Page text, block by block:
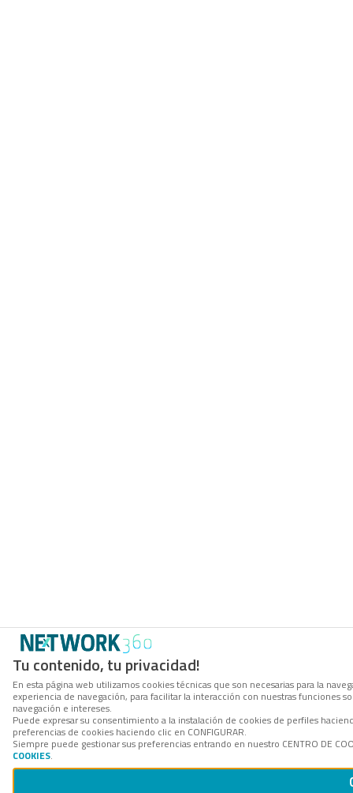
Tu contenido, tu privacidad!
En esta página web utilizamos cookies técnicas que son necesarias para la
experiencia de navegación, para facilitar la interacción con nuestras funciones
navegación e intereses.
Puede expresar su consentimiento a la instalación de cookies de perfiles
preferencias de cookies haciendo clic en CONFIGURAR.
Siempre puede gestionar sus preferencias entrando en nuestro CENTRO DE
COOKIES.